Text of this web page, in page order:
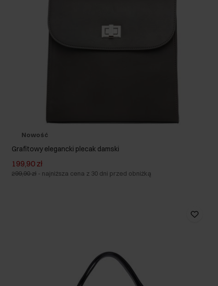
Nowość
Grafitowy elegancki plecak damski
199,90 zł
299,90 zł - najniższa cena z 30 dni przed obniżką